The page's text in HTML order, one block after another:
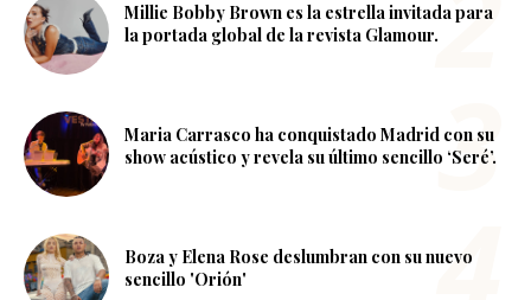
Millie Bobby Brown es la estrella invitada para
la portada global de la revista Glamour.
Maria Carrasco ha conquistado Madrid con su
show acústico y revela su último sencillo ‘Seré’.
Boza y Elena Rose deslumbran con su nuevo
sencillo 'Orión'